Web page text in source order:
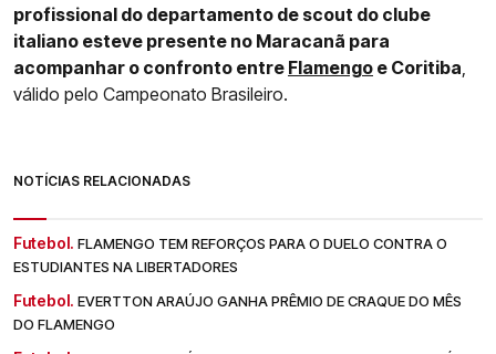
profissional do departamento de scout do clube
italiano esteve presente no Maracanã para
acompanhar o confronto entre Flamengo e Coritiba
válido pelo Campeonato Brasileiro.
NOTÍCIAS RELACIONADAS
Futebol. FLAMENGO TEM REFORÇOS PARA O DUELO CONTRA O
ESTUDIANTES NA LIBERTADORES
Futebol. EVERTTON ARAÚJO GANHA PRÊMIO DE CRAQUE DO MÊS
DO FLAMENGO